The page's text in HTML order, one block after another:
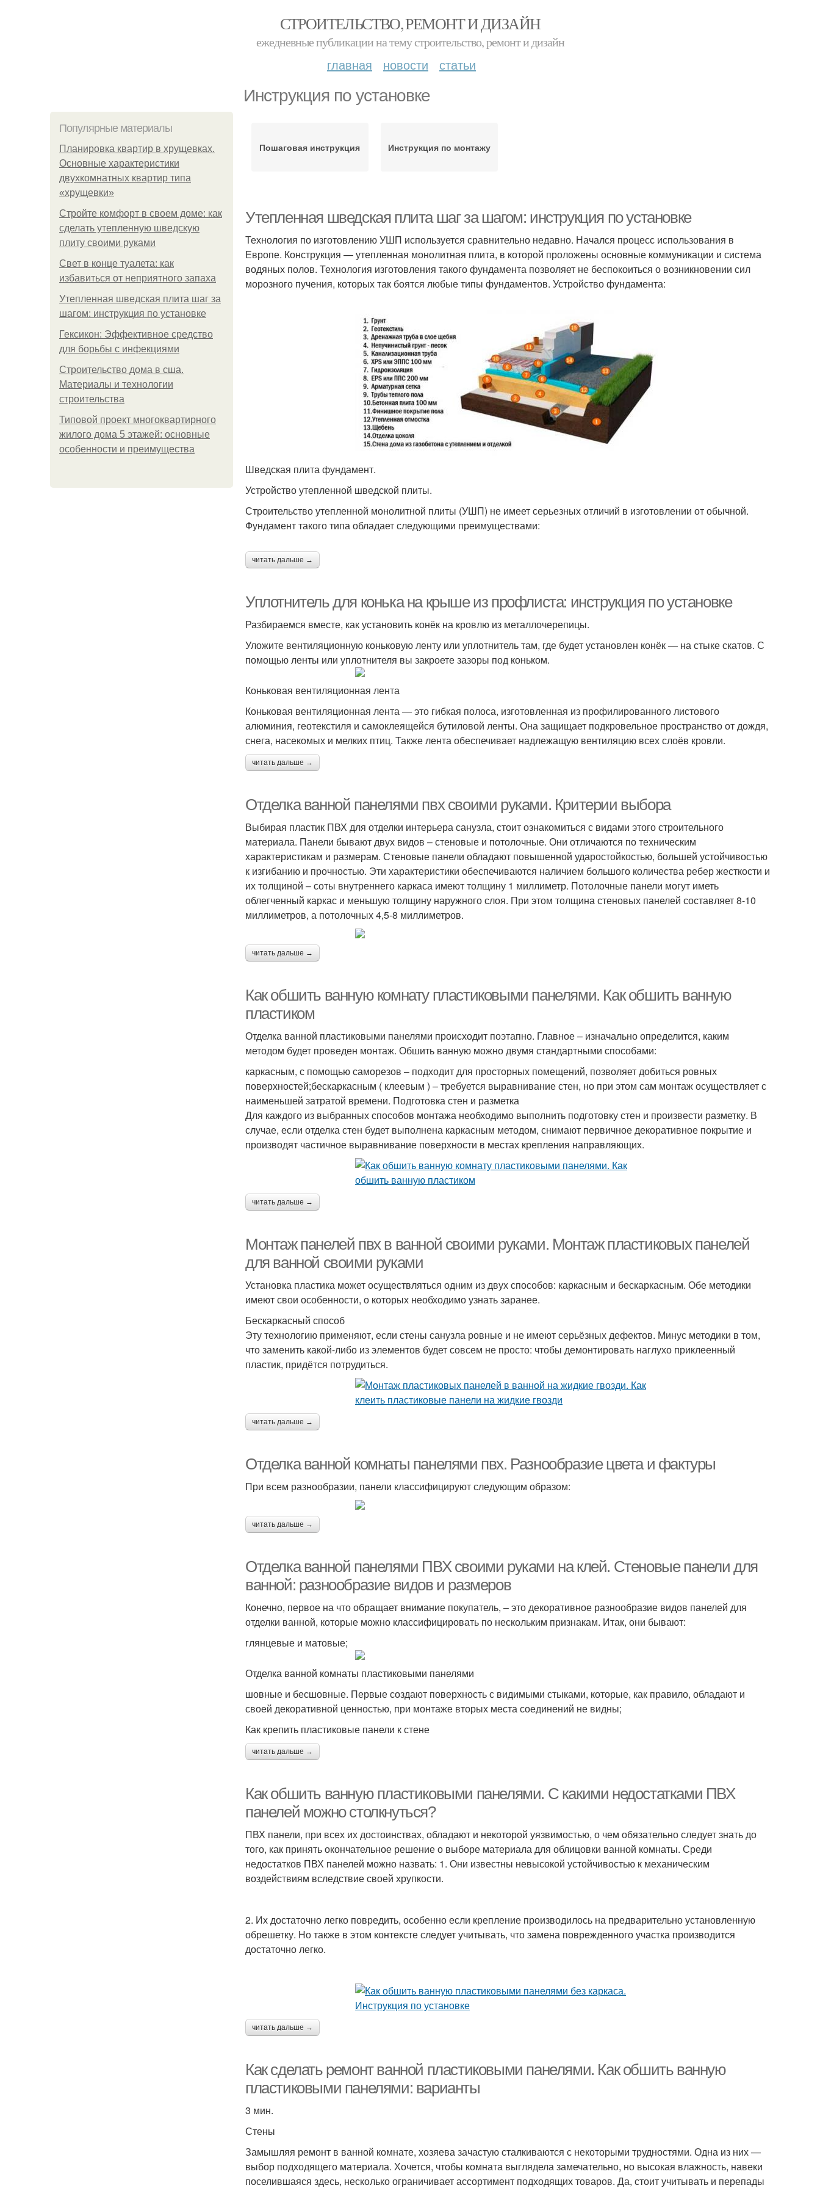
СТРОИТЕЛЬСТВО, РЕМОНТ И ДИЗАЙН
ежедневные публикации на тему строительство, ремонт и дизайн
главная новости статьи
Инструкция по установке
Популярные материалы
Планировка квартир в хрущевках.
Основные характеристики
двухкомнатных квартир типа
«хрущевки»
Стройте комфорт в своем доме: как
сделать утепленную шведскую
плиту своими руками
Свет в конце туалета: как
избавиться от неприятного запаха
Утепленная шведская плита шаг за
шагом: инструкция по установке
Гексикон: Эффективное средство
для борьбы с инфекциями
Строительство дома в сша.
Материалы и технологии
строительства
Типовой проект многоквартирного
жилого дома 5 этажей: основные
особенности и преимущества
Пошаговая инструкция Инструкция по монтажу
Утепленная шведская плита шаг за шагом: инструкция по установке
Технология по изготовлению УШП используется сравнительно недавно. Начался процесс использования в
Европе. Конструкция — утепленная монолитная плита, в которой проложены основные коммуникации и система
водяных полов. Технология изготовления такого фундамента позволяет не беспокоиться о возникновении сил
морозного пучения, которых так боятся любые типы фундаментов. Устройство фундамента:
Шведская плита фундамент.
Устройство утепленной шведской плиты.
Строительство утепленной монолитной плиты (УШП) не имеет серьезных отличий в изготовлении от обычной.
Фундамент такого типа обладает следующими преимуществами:
читать дальше →
Уплотнитель для конька на крыше из профлиста: инструкция по установке
Разбираемся вместе, как установить конёк на кровлю из металлочерепицы.
Уложите вентиляционную коньковую ленту или уплотнитель там, где будет установлен конёк ― на стыке скатов. С
помощью ленты или уплотнителя вы закроете зазоры под коньком.
Коньковая вентиляционная лента
Коньковая вентиляционная лента ― это гибкая полоса, изготовленная из профилированного листового
алюминия, геотекстиля и самоклеящейся бутиловой ленты. Она защищает подкровельное пространство от дождя,
снега, насекомых и мелких птиц. Также лента обеспечивает надлежащую вентиляцию всех слоёв кровли.
читать дальше →
Отделка ванной панелями пвх своими руками. Критерии выбора
Выбирая пластик ПВХ для отделки интерьера санузла, стоит ознакомиться с видами этого строительного
материала. Панели бывают двух видов – стеновые и потолочные. Они отличаются по техническим
характеристикам и размерам. Стеновые панели обладают повышенной ударостойкостью, большей устойчивостью
к изгибанию и прочностью. Эти характеристики обеспечиваются наличием большого количества ребер жесткости и
их толщиной – соты внутреннего каркаса имеют толщину 1 миллиметр. Потолочные панели могут иметь
облегченный каркас и меньшую толщину наружного слоя. При этом толщина стеновых панелей составляет 8-10
миллиметров, а потолочных 4,5-8 миллиметров.
читать дальше →
Как обшить ванную комнату пластиковыми панелями. Как обшить ванную
пластиком
Отделка ванной пластиковыми панелями происходит поэтапно. Главное – изначально определится, каким
методом будет проведен монтаж. Обшить ванную можно двумя стандартными способами:
каркасным, с помощью саморезов – подходит для просторных помещений, позволяет добиться ровных
поверхностей;бескаркасным ( клеевым ) – требуется выравнивание стен, но при этом сам монтаж осуществляет с
наименьшей затратой времени. Подготовка стен и разметка
Для каждого из выбранных способов монтажа необходимо выполнить подготовку стен и произвести разметку. В
случае, если отделка стен будет выполнена каркасным методом, снимают первичное декоративное покрытие и
производят частичное выравнивание поверхности в местах крепления направляющих.
читать дальше →
Монтаж панелей пвх в ванной своими руками. Монтаж пластиковых панелей
для ванной своими руками
Установка пластика может осуществляться одним из двух способов: каркасным и бескаркасным. Обе методики
имеют свои особенности, о которых необходимо узнать заранее.
Бескаркасный способ
Эту технологию применяют, если стены санузла ровные и не имеют серьёзных дефектов. Минус методики в том,
что заменить какой-либо из элементов будет совсем не просто: чтобы демонтировать наглухо приклеенный
пластик, придётся потрудиться.
читать дальше →
Отделка ванной комнаты панелями пвх. Разнообразие цвета и фактуры
При всем разнообразии, панели классифицируют следующим образом:
читать дальше →
Отделка ванной панелями ПВХ своими руками на клей. Стеновые панели для
ванной: разнообразие видов и размеров
Конечно, первое на что обращает внимание покупатель, – это декоративное разнообразие видов панелей для
отделки ванной, которые можно классифицировать по нескольким признакам. Итак, они бывают:
глянцевые и матовые;
Отделка ванной комнаты пластиковыми панелями
шовные и бесшовные. Первые создают поверхность с видимыми стыками, которые, как правило, обладают и
своей декоративной ценностью, при монтаже вторых места соединений не видны;
Как крепить пластиковые панели к стене
читать дальше →
Как обшить ванную пластиковыми панелями. С какими недостатками ПВХ
панелей можно столкнуться?
ПВХ панели, при всех их достоинствах, обладают и некоторой уязвимостью, о чем обязательно следует знать до
того, как принять окончательное решение о выборе материала для облицовки ванной комнаты. Среди
недостатков ПВХ панелей можно назвать: 1. Они известны невысокой устойчивостью к механическим
воздействиям вследствие своей хрупкости.
2. Их достаточно легко повредить, особенно если крепление производилось на предварительно установленную
обрешетку. Но также в этом контексте следует учитывать, что замена поврежденного участка производится
достаточно легко.
читать дальше →
Как сделать ремонт ванной пластиковыми панелями. Как обшить ванную
пластиковыми панелями: варианты
3 мин.
Стены
Замышляя ремонт в ванной комнате, хозяева зачастую сталкиваются с некоторыми трудностями. Одна из них —
выбор подходящего материала. Хочется, чтобы комната выглядела замечательно, но высокая влажность, навеки
поселившаяся здесь, несколько ограничивает ассортимент подходящих товаров. Да, стоит учитывать и перепады